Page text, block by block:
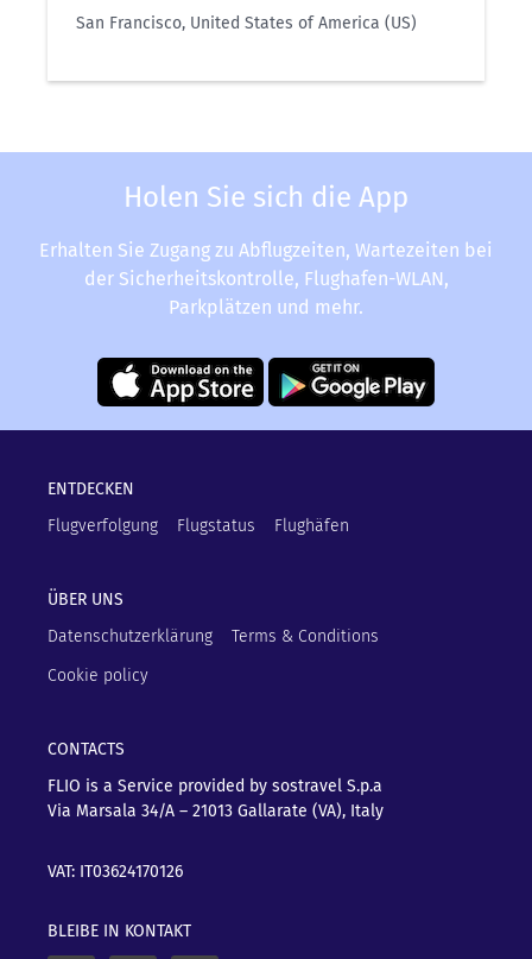
San Francisco, United States of America (US)
Holen Sie sich die App
Erhalten Sie Zugang zu Abflugzeiten, Wartezeiten bei
der Sicherheitskontrolle, Flughafen-WLAN,
Parkplätzen und mehr.
ENTDECKEN
Flugverfolgung
Flugstatus Flughäfen
ÜBER UNS
Datenschutzerklärung
Terms & Conditions
Cookie policy
CONTACTS
FLIO is a Service provided by sostravel S.p.a
Via Marsala 34/A – 21013 Gallarate (VA), Italy
VAT: IT03624170126
BLEIBE IN KONTAKT